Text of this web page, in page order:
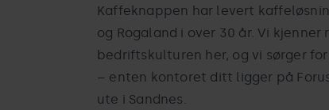
Kaffeknappen har levert
og Rogaland i over 30 år. Vi kjenner
bedriftskulturen her, og vi sørger
– enten kontoret ditt ligger på
ute i Sandnes.